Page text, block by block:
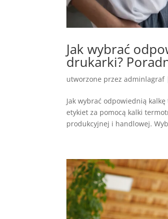
Jak wybrać
drukarki?
utworzone przezadminlagraf
Jak wybrać odpowiednią
etykiet za pomocą kalki
produkcyjnej i handlowej.